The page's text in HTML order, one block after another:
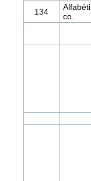
134
Alfabéti
co.